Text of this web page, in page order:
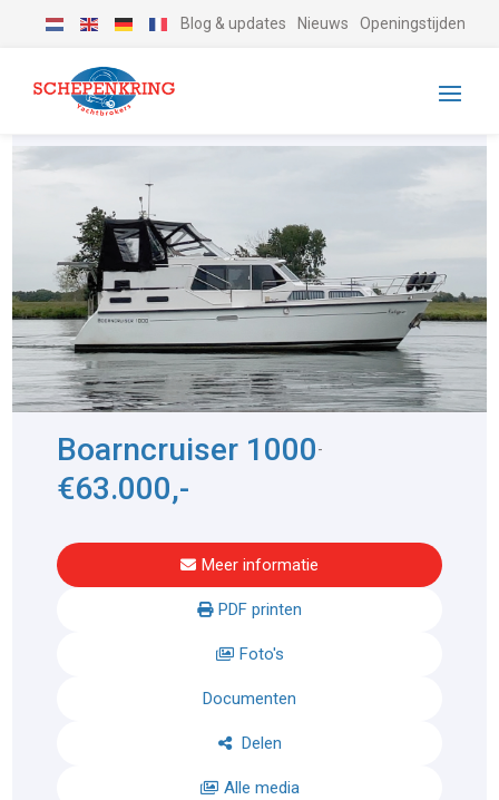
Blog & updates Nieuws Openingstijden
Boarncruiser 1000-
€63.000,-
Meer informatie
PDF printen
Foto's
Documenten
Delen
Alle media